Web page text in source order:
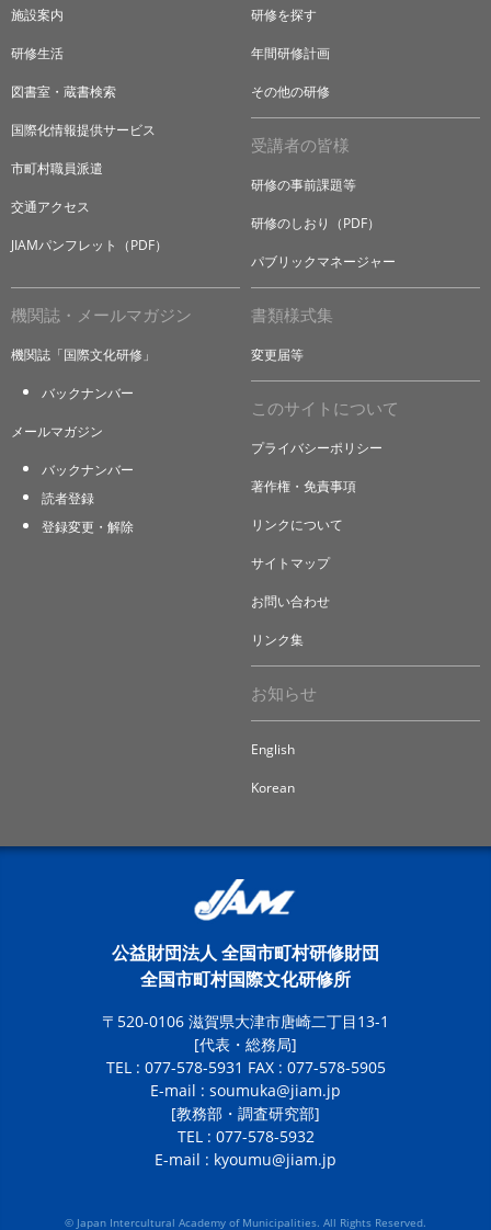
施設案内
研修生活
図書室・蔵書検索
国際化情報提供サービス
市町村職員派遣
交通アクセス
JIAMパンフレット（PDF）
研修を探す
年間研修計画
その他の研修
受講者の皆様
研修の事前課題等
研修のしおり（PDF）
パブリックマネージャー
機関誌・メールマガジン
機関誌「国際文化研修」
バックナンバー
メールマガジン
バックナンバー
読者登録
登録変更・解除
書類様式集
変更届等
このサイトについて
プライバシーポリシー
著作権・免責事項
リンクについて
サイトマップ
お問い合わせ
リンク集
お知らせ
English
Korean
公益財団法人 全国市町村研修財団
全国市町村国際文化研修所
〒520-0106 滋賀県大津市唐崎二丁目13-1
[代表・総務局]
TEL : 077-578-5931 FAX : 077-578-5905
E-mail : soumuka@jiam.jp
[教務部・調査研究部]
TEL : 077-578-5932
E-mail : kyoumu@jiam.jp
© Japan Intercultural Academy of Municipalities. All Rights Reserved.